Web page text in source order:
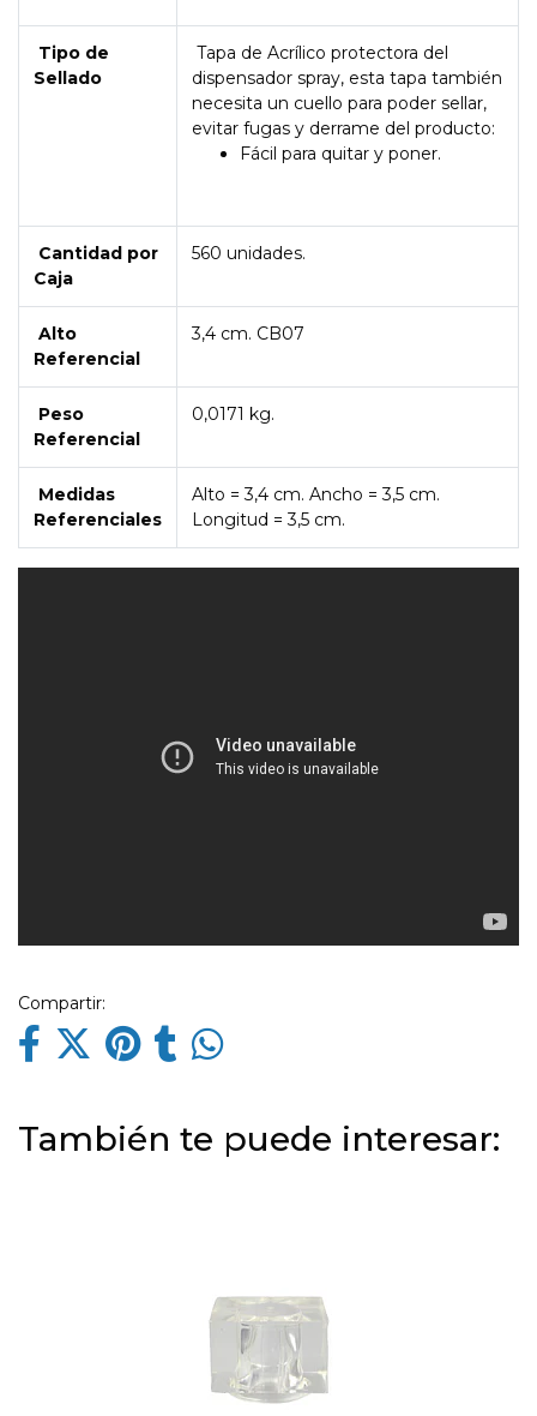
Tipo de
Sellado
Tapa de Acrílico protectora del
dispensador spray, esta tapa también
necesita un cuello para poder sellar,
evitar fugas y derrame del producto:
Fácil para quitar y poner.
Cantidad por
Caja
560 unidades.
Alto
Referencial
3,4 cm. CB07
Peso
Referencial
0,0171 kg.
Medidas
Referenciales
Alto = 3,4 cm. Ancho = 3,5 cm.
Longitud = 3,5 cm.
Compartir:
También te puede interesar: